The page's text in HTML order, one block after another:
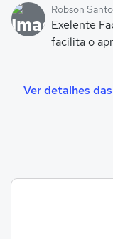
Robson
Exelente
facilita o
Ver detalhes